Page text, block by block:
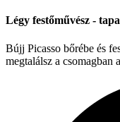
Légy festőművész -
Bújj Picasso bőrébe és
megtalálsz a csomagban